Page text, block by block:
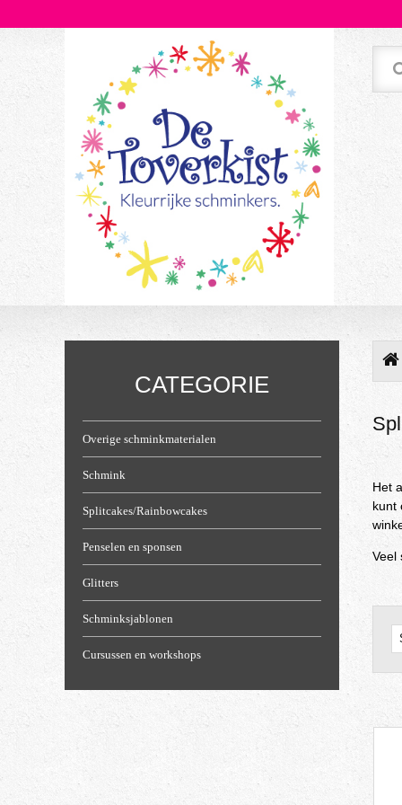
CATEGORIE
Overige schminkmaterialen
Schmink
Splitcakes/Rainbowcakes
Penselen en sponsen
Glitters
Schminksjablonen
Cursussen en workshops
Het
kunt
Veel